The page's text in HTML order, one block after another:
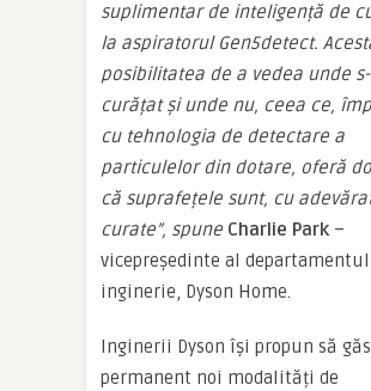
suplimentar de inteligență de
la aspiratorul Gen5detect.
posibilitatea de a vedea unde
curățat și unde nu, ceea ce,
cu tehnologia de detectare a
particulelor din dotare, oferă
că suprafețele sunt, cu
curate”, spune Charlie Park –
vicepreședinte al
inginerie, Dyson Home.
Inginerii Dyson își propun să
permanent noi modalități de